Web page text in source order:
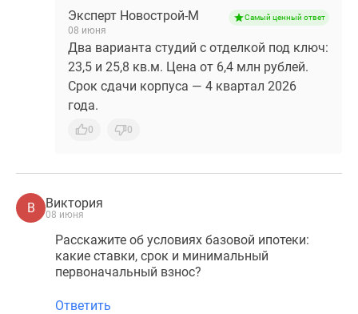
Эксперт Новострой-М
08 июня
Самый ценный ответ
Два варианта студий с отделкой под ключ:
23,5 и 25,8 кв.м. Цена от 6,4 млн рублей.
Срок сдачи корпуса — 4 квартал 2026
года.
0 0
В Виктория
08 июня
Расскажите об условиях базовой ипотеки:
какие ставки, срок и минимальный
первоначальный взнос?
Ответить